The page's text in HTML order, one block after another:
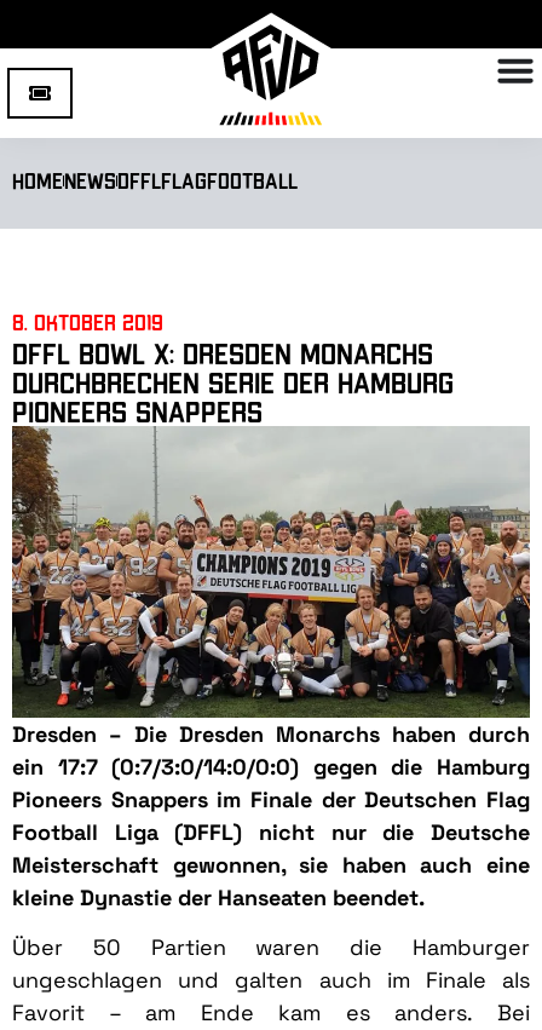
HomeNewsDFFLFlagfootball
8. Oktober 2019
DFFL Bowl X: Dresden Monarchs
durchbrechen Serie der Hamburg
Pioneers Snappers
Dresden – Die Dresden Monarchs haben durch
ein 17:7(0:7/3:0/14:0/0:0) gegen die Hamburg
Pioneers Snappers im Finale der Deutschen Flag
Football Liga (DFFL) nicht nur die Deutsche
Meisterschaft gewonnen, sie haben auch eine
kleine Dynastie der Hanseaten beendet.
Über 50 Partien waren die Hamburger
ungeschlagen und galten auch im Finale als
Favorit – am Ende kam es anders. Bei